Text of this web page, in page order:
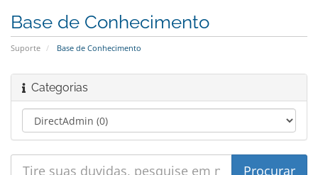
Base de Conhecimento
Suporte Base de Conhecimento
Categorias